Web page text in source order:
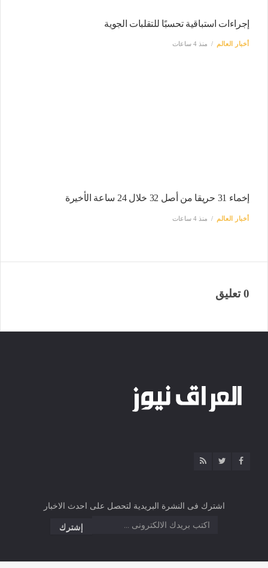
إجراءات استباقية تحسبًا للتقلبات الجوية
أخبار العالم منذ 4 ساعات
إخماء 31 حريقا من أصل 32 خلال 24 ساعة الأخيرة
أخبار العالم منذ 4 ساعات
0 تعليق
اشترك فى النشرة البريدية لتحصل على احدث الاخبار